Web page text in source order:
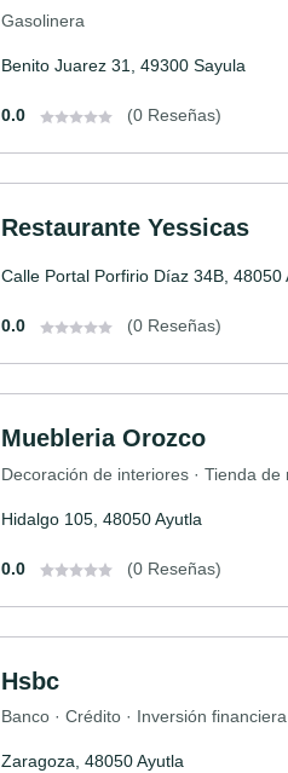
Gasolinera
Benito Juarez 31, 49300 Sayula
0.0 (0 Reseñas)
Restaurante Yessicas
Calle Portal Porfirio Díaz 34B, 48050
0.0 (0 Reseñas)
Muebleria Orozco
Decoración de interiores · Tienda
Hidalgo 105, 48050 Ayutla
0.0 (0 Reseñas)
Hsbc
Banco · Crédito · Inversión
Zaragoza, 48050 Ayutla